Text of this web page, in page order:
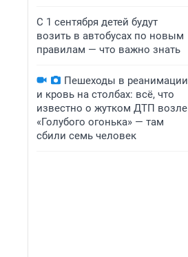
С 1 сентября детей будут
возить в автобусах по новым
правилам — что важно знать
Пешеходы в реанимации
и кровь на столбах: всё, что
известно о жутком ДТП возле
«Голубого огонька» — там
сбили семь человек